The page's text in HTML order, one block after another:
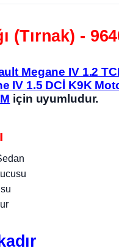
(Tırnak) -
Megane IV 1.2
IV 1.5 DCİ K9K
için uyumludur.